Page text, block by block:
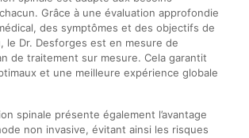
Grâce à une évaluation approfondie
des symptômes et des objectifs de
le Dr. Desforges est en mesure de
de traitement sur mesure. Cela garantit
et une meilleure expérience globale
spinale présente également l’avantage
non invasive, évitant ainsi les risques